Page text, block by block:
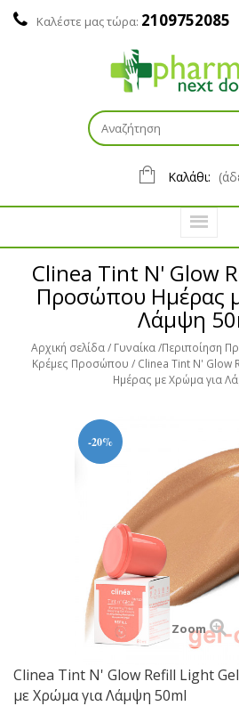
Καλέστε μας τώρα: 2109752085
Καλάθι:
Clinea Tint N' Glow
Προσώπου Ημέρας
Λάμψη
Αρχική σελίδα Γυναίκα Περιποίηση
Κρέμες Προσώπου
Clinea Tint N'
Ημέρας με Χρώμα για
-20%
Zoom
Clinea Tint N' Glow Refill Light
με Χρώμα για Λάμψη 50ml